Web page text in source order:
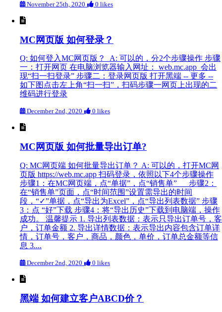
November 25th, 2020 0 likes
MC网页版 如何登录？
Q: 如何登入MC网页版？ A: 可以的，分2个步骤操作 步骤
一：打开网页 在电脑浏览器输入网址： web.mc.app 会出
现“扫一扫登录” 步骤二：登录网页版 打开黑端 -- 更多 --
如下图点击左上角“扫一扫”，扫码步骤一网页上出现的二
维码进行登录
December 2nd, 2020 0 likes
MC网页版 如何批量导出订单?
Q: MC网页端 如何批量导出订单？ A: 可以的，打开MC网
页版 https://web.mc.app 扫码登录，依照以下4个步骤操作
步骤1：在MC网页端，点“单据”，点“销售单” 步骤2：
在“销售单”页面，点“时间范围”设置需导出的时间
段，“✓”单据，点“导出为Excel”，点“导出列表数据” 步骤
3：点 “好”下载 步骤4：将“导出历史”下载到电脑端，操作
成功。 温馨提示 1. 导出列表数据：表示只导出订单号，客
户，订单金额 2. 导出详情数据：表示导出内容包含订单详
情，订单号，客户，商品，颜色，单价，订单总金额等信
息 3....
December 2nd, 2020 0 likes
黑端 如何建立客户ABCD价？